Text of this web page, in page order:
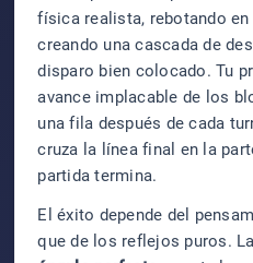
física realista, rebotando
creando una cascada de
disparo bien colocado. Tu
avance implacable de los
una fila después de cada
cruza la línea final en la
partida termina.
El éxito depende del
que de los reflejos puros.